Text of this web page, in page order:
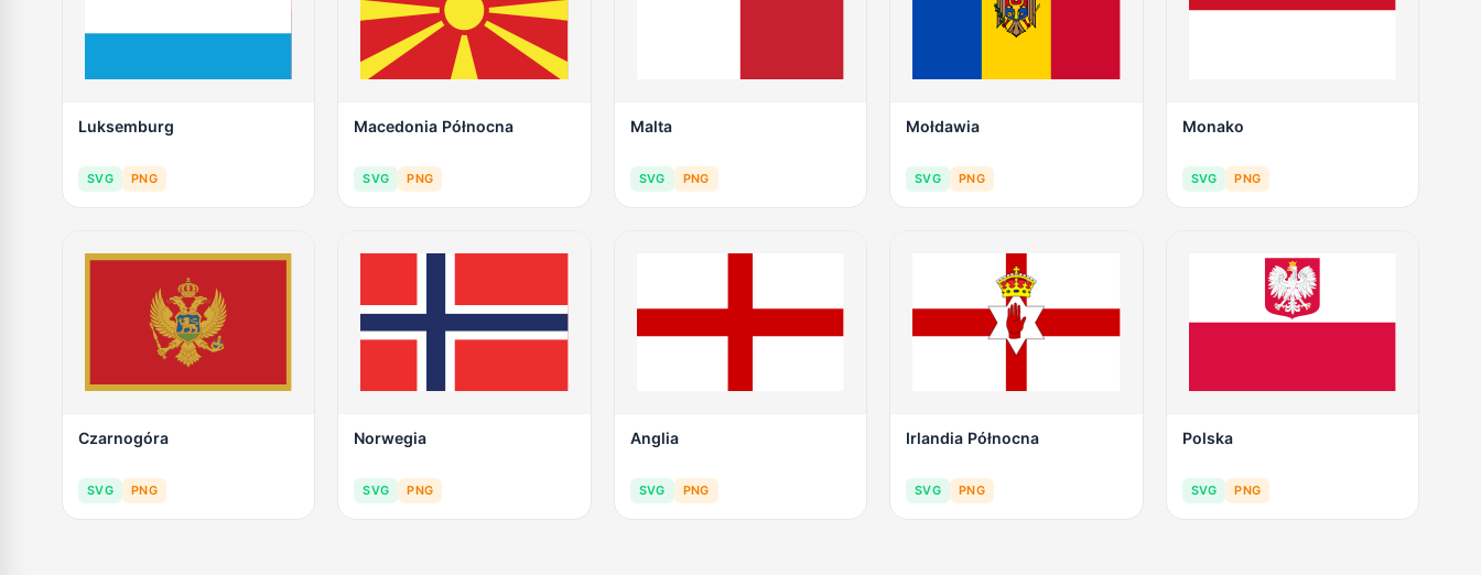
Luksemburg
SVG PNG
Macedonia Północna
SVG PNG
Malta
SVG PNG
Mołdawia
SVG PNG
Monako
SVG PNG
Czarnogóra
SVG PNG
Norwegia
SVG PNG
Anglia
SVG PNG
Irlandia Północna
SVG PNG
Polska
SVG PNG